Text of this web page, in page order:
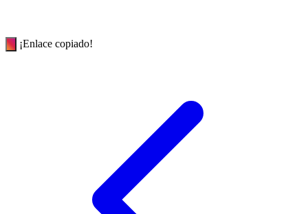
¡Enlace copiado!